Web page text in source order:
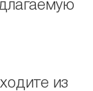
из